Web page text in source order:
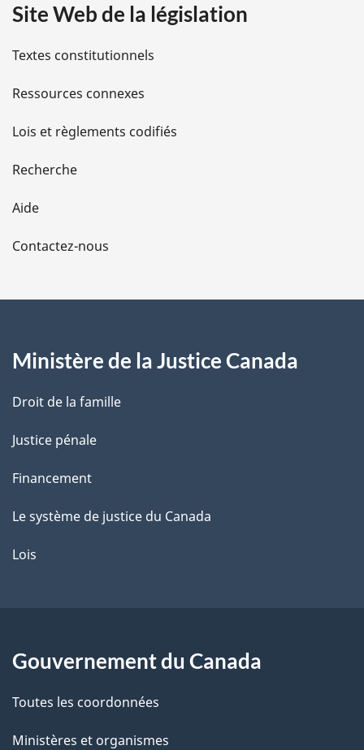
i
l
s
d
e
l
a
e
Site Web de la législation
Textes constitutionnels
Ressources connexes
Lois et règlements codifiés
Recherche
Aide
Contactez-nous
Ministère de la Justice Canada
Droit de la famille
Justice pénale
Financement
Le système de justice du Canada
Lois
Gouvernement du Canada
Toutes les coordonnées
Ministères et organismes